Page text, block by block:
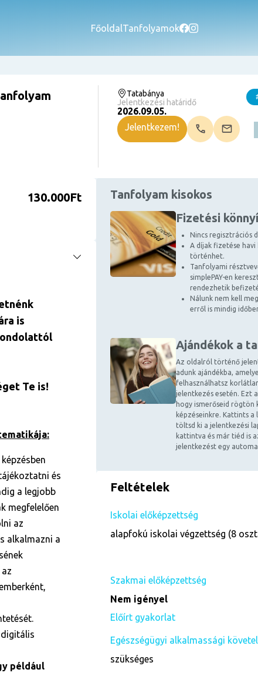
Főoldal Tanfolyamok
Tatabánya
Jelentkezési határidő
2026.09.05.
Jelentkezem!
130.000Ft
is
Te is!
és
a legjobb
megfelelően
az
alkalmazni a
digitális
például
Tanfolyam kisokos
Fizetési
Nincs regisztrációs
A díjak fizetése havi
történhet.
Tanfolyami
simplePAY-en
rendezhetik
Nálunk nem kell
erről is mindig
Ajándékok a
Az oldalról történő
adunk ajándékba,
felhasználhatsz
jelentkezés esetén. Ezt
hogy ismerőseid rögtön
képzéseinkre. Kattints
töltsd ki a jelentkezési
kattintva és már tiéd is
jelentkezést egy
Feltételek
Iskolai előképzettség
alapfokú iskolai végzettség (8
Szakmai előképzettség
Nem igényel
Előírt gyakorlat
Egészségügyi alkalmassági
szükséges